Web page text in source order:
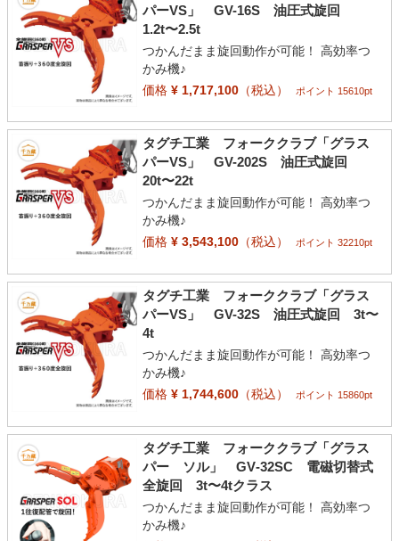
パーVS」 GV-16S 油圧式旋回
1.2t〜2.5t
つかんだまま旋回動作が可能！ 高効率つ
かみ機♪
価格¥ 1,717,100（税込） ポイント 15610pt
タグチ工業 フォーククラブ「グラス
パーVS」 GV-202S 油圧式旋回
20t〜22t
つかんだまま旋回動作が可能！ 高効率つ
かみ機♪
価格¥ 3,543,100（税込） ポイント 32210pt
タグチ工業 フォーククラブ「グラス
パーVS」 GV-32S 油圧式旋回 3t〜
4t
つかんだまま旋回動作が可能！ 高効率つ
かみ機♪
価格¥ 1,744,600（税込） ポイント 15860pt
タグチ工業 フォーククラブ「グラス
パー ソル」 GV‐32SC 電磁切替式
全旋回 3t〜4tクラス
つかんだまま旋回動作が可能！ 高効率つ
かみ機♪